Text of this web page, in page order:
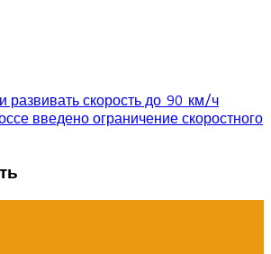
скорость до 90 км/ч
введено ограничение скоростного